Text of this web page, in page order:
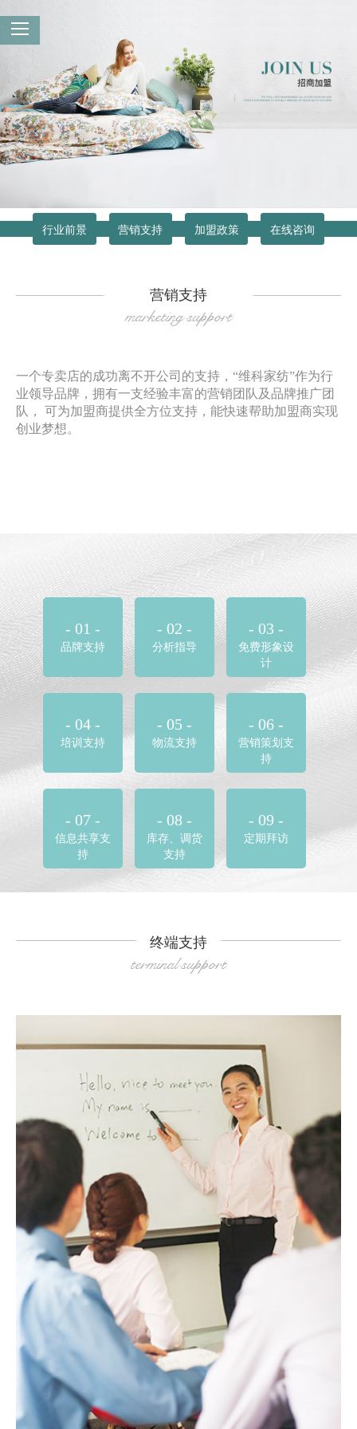
行业前景 营销支持 加盟政策 在线咨询
营销支持
marketing support
一个专卖店的成功离不开公司的支持，“维科家纺”作为行
业领导品牌，拥有一支经验丰富的营销团队及品牌推广团
队， 可为加盟商提供全方位支持，能快速帮助加盟商实现
创业梦想。
- 01 -
品牌支持
- 02 -
分析指导
- 03 -
免费形象设
计
- 04 -
培训支持
- 05 -
物流支持
- 06 -
营销策划支
持
- 07 -
信息共享支
持
- 08 -
库存、调货
支持
- 09 -
定期拜访
终端支持
terminal support